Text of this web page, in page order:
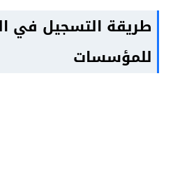
طريقة التسجيل في
للمؤسسات